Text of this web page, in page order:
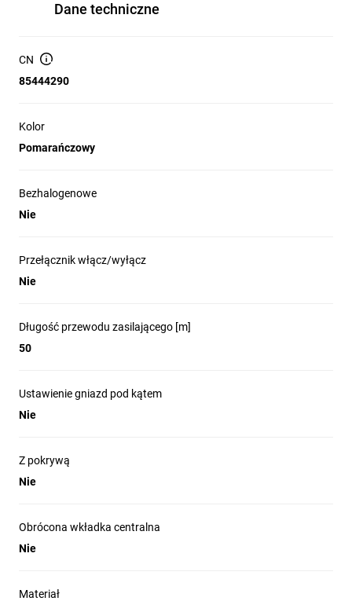
Dane techniczne
CN
85444290
Kolor
Pomarańczowy
Bezhalogenowe
Nie
Przełącznik włącz/wyłącz
Nie
Długość przewodu zasilającego [m]
50
Ustawienie gniazd pod kątem
Nie
Z pokrywą
Nie
Obrócona wkładka centralna
Nie
Materiał